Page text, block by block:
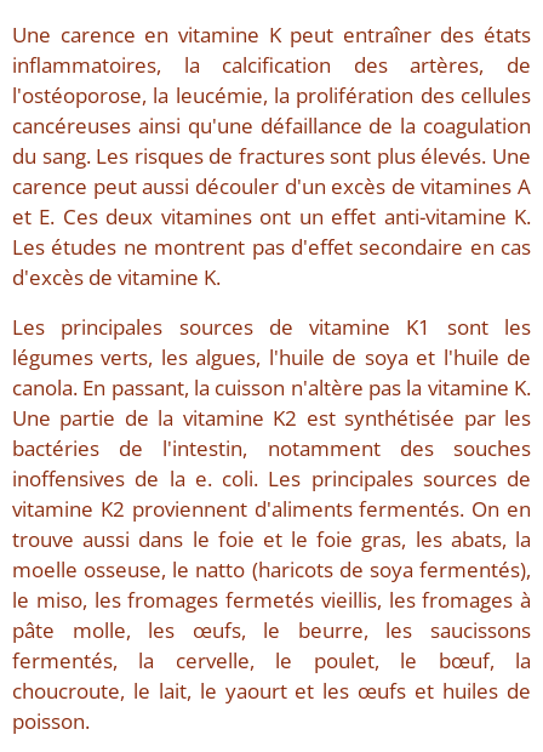
Une carence en vitamine K peut entraîner des états
inflammatoires, la calcification des artères, de
l'ostéoporose, la leucémie, la prolifération des cellules
cancéreuses ainsi qu'une défaillance de la coagulation
du sang. Les risques de fractures sont plus élevés. Une
carence peut aussi découler d'un excès de vitamines A
et E. Ces deux vitamines ont un effet anti-vitamine K.
Les études ne montrent pas d'effet secondaire en cas
d'excès de vitamine K.
Les principales sources de vitamine K1 sont les
légumes verts, les algues, l'huile de soya et l'huile de
canola. En passant, la cuisson n'altère pas la vitamine K.
Une partie de la vitamine K2 est synthétisée par les
bactéries de l'intestin, notamment des souches
inoffensives de la e. coli. Les principales sources de
vitamine K2 proviennent d'aliments fermentés. On en
trouve aussi dans le foie et le foie gras, les abats, la
moelle osseuse, le natto (haricots de soya fermentés),
le miso, les fromages fermetés vieillis, les fromages à
pâte molle, les œufs, le beurre, les saucissons
fermentés, la cervelle, le poulet, le bœuf, la
choucroute, le lait, le yaourt et les œufs et huiles de
poisson.